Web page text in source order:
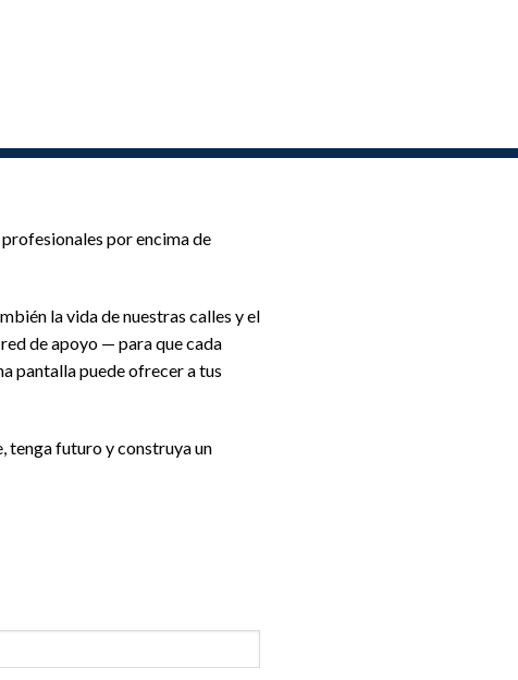
por encima de
la vida de nuestras calles y el
de apoyo — para que cada
pantalla puede ofrecer a tus
tenga futuro y construya un